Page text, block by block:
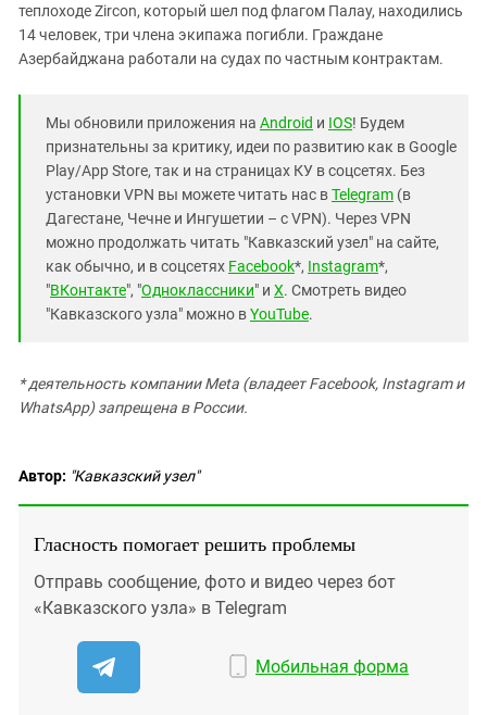
теплоходе Zircon, который шел под флагом Палау, находились
14 человек, три члена экипажа погибли. Граждане
Азербайджана работали на судах по частным контрактам.
Мы обновили приложения на Android и IOS! Будем
признательны за критику, идеи по развитию как в Google
Play/App Store, так и на страницах КУ в соцсетях. Без
установки VPN вы можете читать нас вTelegram (в
Дагестане, Чечне и Ингушетии – с VPN). Через VPN
можно продолжать читать "Кавказский узел" на сайте,
как обычно, и в соцсетях Facebook*, Instagram*,
"ВКонтакте", "Одноклассники" и X. Смотреть видео
"Кавказского узла" можно вYouTube.
* деятельность компании Meta (владеет Facebook, Instagram и
WhatsApp) запрещена в России.
Автор: "Кавказский узел"
Гласность помогает решить проблемы
Отправь сообщение, фото и видео через бот
«Кавказского узла» в Telegram
Мобильная форма